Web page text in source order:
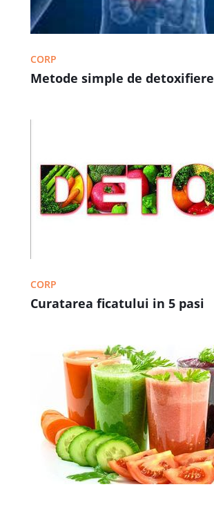
CORP
Metode simple de detoxifiere
CORP
Curatarea ficatului in 5 pasi